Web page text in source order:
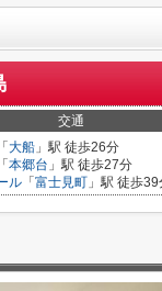
交通
「 大船 」駅 徒歩26分
「 本郷台 」駅 徒歩27分
ル 「 富士見町 」駅 徒歩39